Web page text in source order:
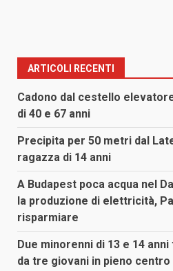
ARTICOLI RECENTI
Cadono dal cestello
di 40 e 67 anni
Precipita per 50 metri dal
ragazza di 14 anni
A Budapest poca acqua nel
la produzione di elettricità,
risparmiare
Due minorenni di 13 e 14
da tre giovani in pieno centro